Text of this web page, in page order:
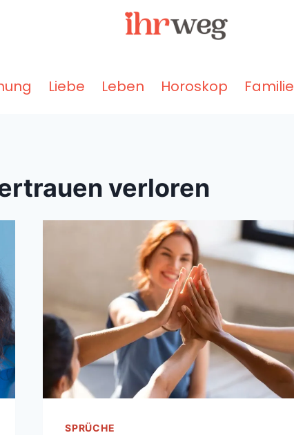
Liebe Leben Horoskop Familie
verloren
SPRÜCHE